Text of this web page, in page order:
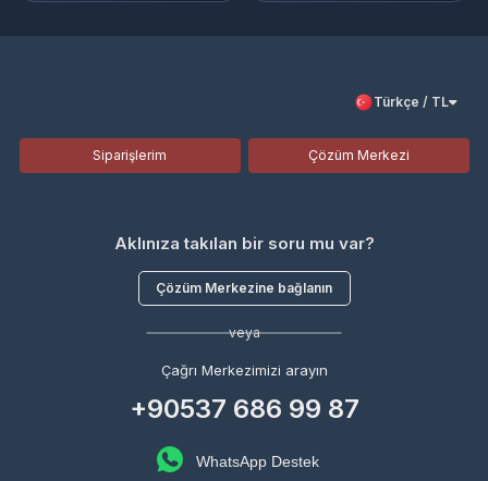
Türkçe / TL
Siparişlerim Çözüm Merkezi
Aklınıza takılan bir soru mu var?
Çözüm Merkezine bağlanın
veya
Çağrı Merkezimizi arayın
+90537 686 99 87
WhatsApp Destek